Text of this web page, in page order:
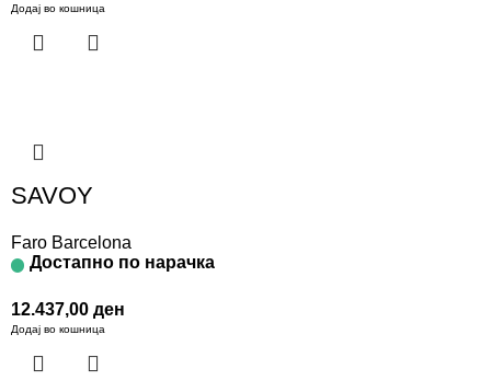
Додај во кошница
SAVOY
Faro Barcelona
Достапно по нарачка
12.437,00 ден
Додај во кошница